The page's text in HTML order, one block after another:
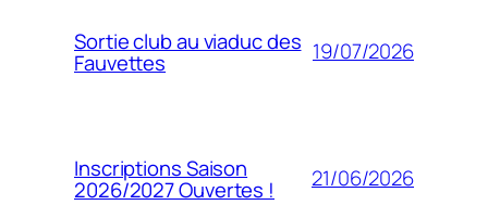
Sortie club au viaduc des
Fauvettes 19/07/2026
Inscriptions Saison
2026/2027 Ouvertes ! 21/06/2026